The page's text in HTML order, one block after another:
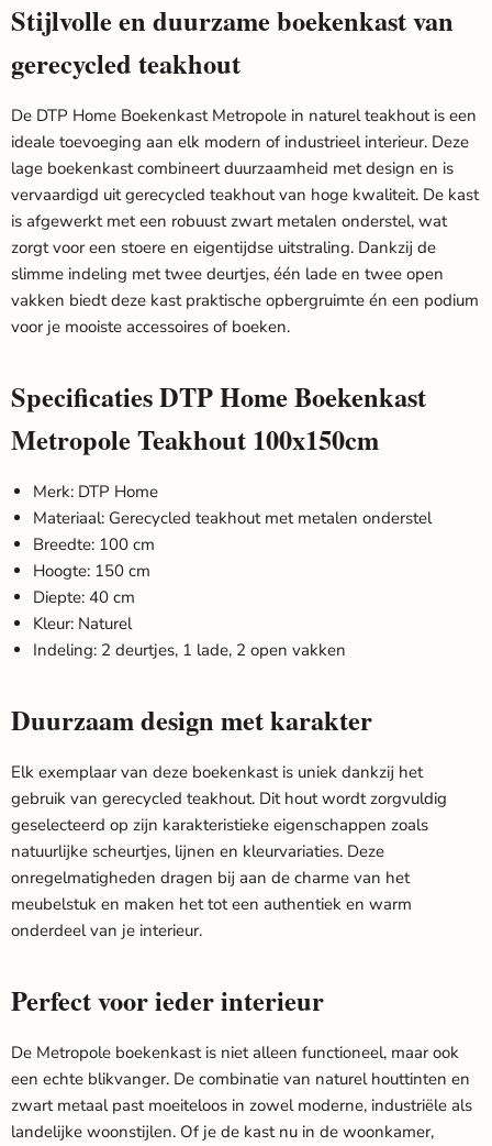
Stijlvolle en duurzame boekenkast van
gerecycled teakhout
De DTP Home Boekenkast Metropole in naturel teakhout is een
ideale toevoeging aan elk modern of industrieel interieur. Deze
lage boekenkast combineert duurzaamheid met design en is
vervaardigd uit gerecycled teakhout van hoge kwaliteit. De kast
is afgewerkt met een robuust zwart metalen onderstel, wat
zorgt voor een stoere en eigentijdse uitstraling. Dankzij de
slimme indeling met twee deurtjes, één lade en twee open
vakken biedt deze kast praktische opbergruimte én een podium
voor je mooiste accessoires of boeken.
Specificaties DTP Home Boekenkast
Metropole Teakhout 100x150cm
Merk: DTP Home
Materiaal: Gerecycled teakhout met metalen onderstel
Breedte: 100 cm
Hoogte: 150 cm
Diepte: 40 cm
Kleur: Naturel
Indeling: 2 deurtjes, 1 lade, 2 open vakken
Duurzaam design met karakter
Elk exemplaar van deze boekenkast is uniek dankzij het
gebruik van gerecycled teakhout. Dit hout wordt zorgvuldig
geselecteerd op zijn karakteristieke eigenschappen zoals
natuurlijke scheurtjes, lijnen en kleurvariaties. Deze
onregelmatigheden dragen bij aan de charme van het
meubelstuk en maken het tot een authentiek en warm
onderdeel van je interieur.
Perfect voor ieder interieur
De Metropole boekenkast is niet alleen functioneel, maar ook
een echte blikvanger. De combinatie van naturel houttinten en
zwart metaal past moeiteloos in zowel moderne, industriële als
landelijke woonstijlen. Of je de kast nu in de woonkamer,